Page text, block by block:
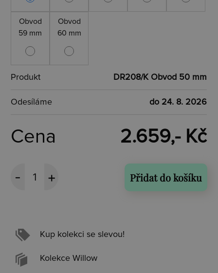
Obvod
59 mm
Obvod
60 mm
Produkt DR208/K Obvod 50 mm
Odesíláme do 24. 8. 2026
Cena 2.659,- Kč
Přidat do košíku
Kup kolekci se slevou!
Kolekce Willow